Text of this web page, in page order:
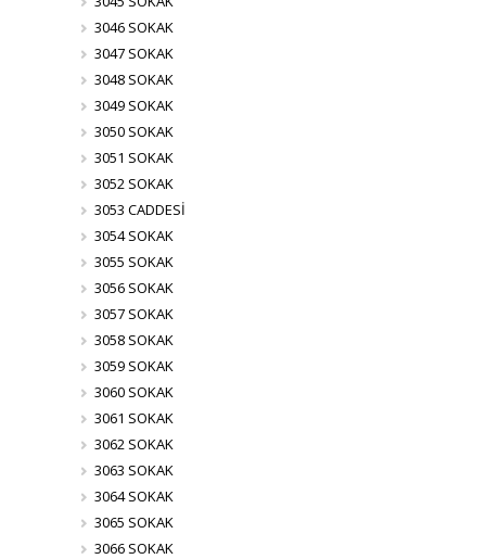
3046 SOKAK
3047 SOKAK
3048 SOKAK
3049 SOKAK
3050 SOKAK
3051 SOKAK
3052 SOKAK
3053 CADDESİ
3054 SOKAK
3055 SOKAK
3056 SOKAK
3057 SOKAK
3058 SOKAK
3059 SOKAK
3060 SOKAK
3061 SOKAK
3062 SOKAK
3063 SOKAK
3064 SOKAK
3065 SOKAK
3066 SOKAK